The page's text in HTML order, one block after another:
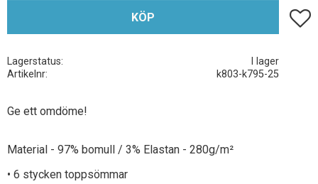
KÖP Lägg
Lagerstatus
I lager
Artikelnr
k803-k795-25
Ge ett omdöme!
Material - 97% bomull / 3% Elastan - 280g/m²
• 6 stycken toppsömmar